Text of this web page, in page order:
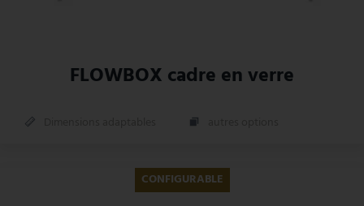
FLOWBOX cadre en verre
CONFIGURABLE